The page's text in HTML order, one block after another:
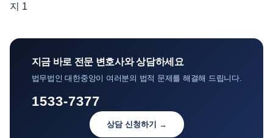
지금 바로 전문 변호사와 상담하세요
법무법인 대한중앙이 여러분의 법적 문제를 해결해 드립니다.
1533-7377
상담 신청하기 →